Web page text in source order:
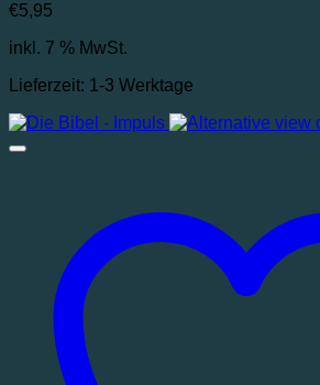
€5,95
inkl. 7 % MwSt.
Lieferzeit: 1-3 Werktage